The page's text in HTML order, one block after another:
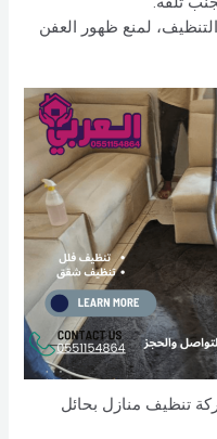
لمنع ظهور العفن
تنظيف منازل بحائل